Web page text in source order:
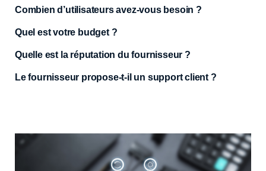
Combien d’utilisateurs avez-vous besoin ?
Quel est votre budget ?
Quelle est la réputation du fournisseur ?
Le fournisseur propose-t-il un support client ?